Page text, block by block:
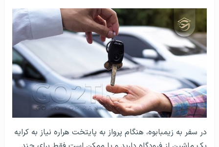
در سفر به زیمبابوه، هنگام پرواز به پایتخت هراره نیاز به کرایه